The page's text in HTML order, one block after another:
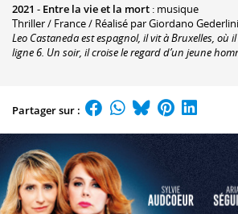
2021 - Entre la vie et la mort : musique
Thriller / France / Réalisé par Giordano Gederlini
Leo Castaneda est espagnol, il vit à Bruxelles, où
ligne 6. Un soir, il croise le regard d’un jeune
Partager sur :